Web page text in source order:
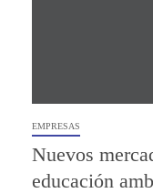
EMPRESAS
Nuevos
educación